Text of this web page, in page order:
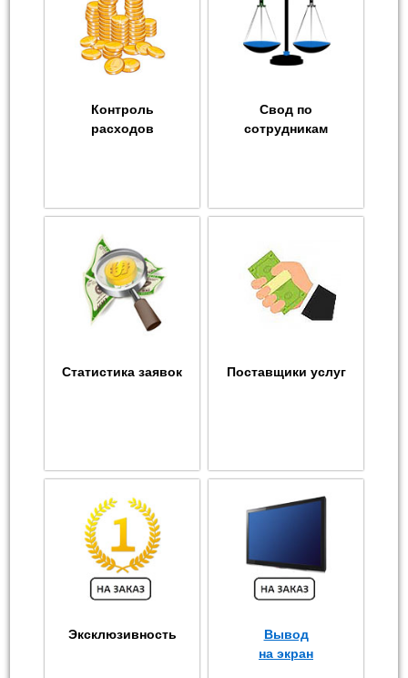
Контроль
расходов
Свод по
сотрудникам
Статистика заявок Поставщики услуг
Эксклюзивность
Вывод
на экран